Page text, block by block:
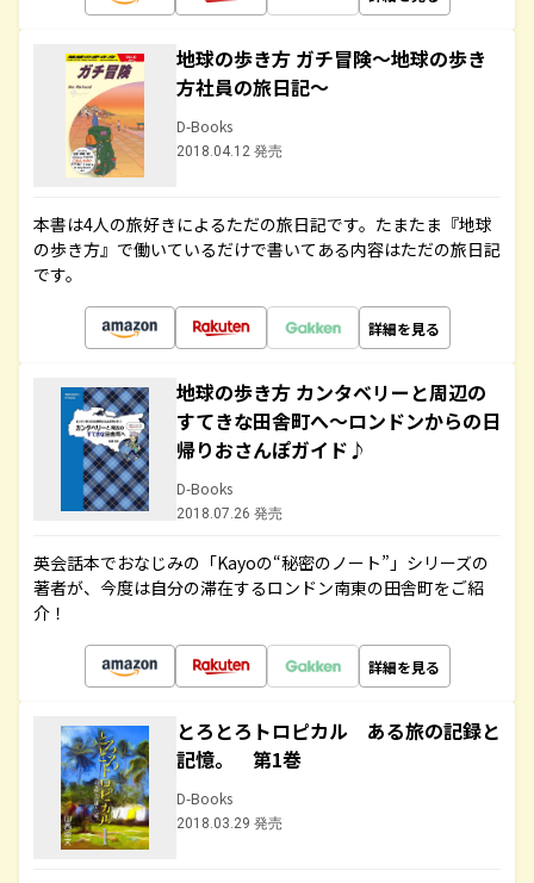
地球の歩き方 ガチ冒険～地球の歩き
方社員の旅日記～
D-Books
2018.04.12 発売
本書は4人の旅好きによるただの旅日記です。たまたま『地球
の歩き方』で働いているだけで書いてある内容はただの旅日記
です。
詳細を見る
地球の歩き方 カンタベリーと周辺の
すてきな田舎町へ～ロンドンからの日
帰りおさんぽガイド♪
D-Books
2018.07.26 発売
英会話本でおなじみの「Kayoの“秘密のノート”」シリーズの
著者が、今度は自分の滞在するロンドン南東の田舎町をご紹
介！
詳細を見る
とろとろトロピカル ある旅の記録と
記憶。 第1巻
D-Books
2018.03.29 発売